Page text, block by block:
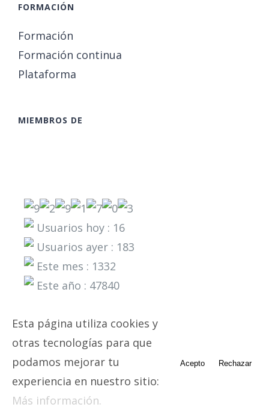
FORMACIÓN
Formación
Formación continua
Plataforma
MIEMBROS DE
Usuarios hoy : 16
Usuarios ayer : 183
Este mes : 1332
Este año : 47840
Esta página utiliza cookies y
otras tecnologías para que
podamos mejorar tu
experiencia en nuestro sitio:
Más información.
Acepto Rechazar